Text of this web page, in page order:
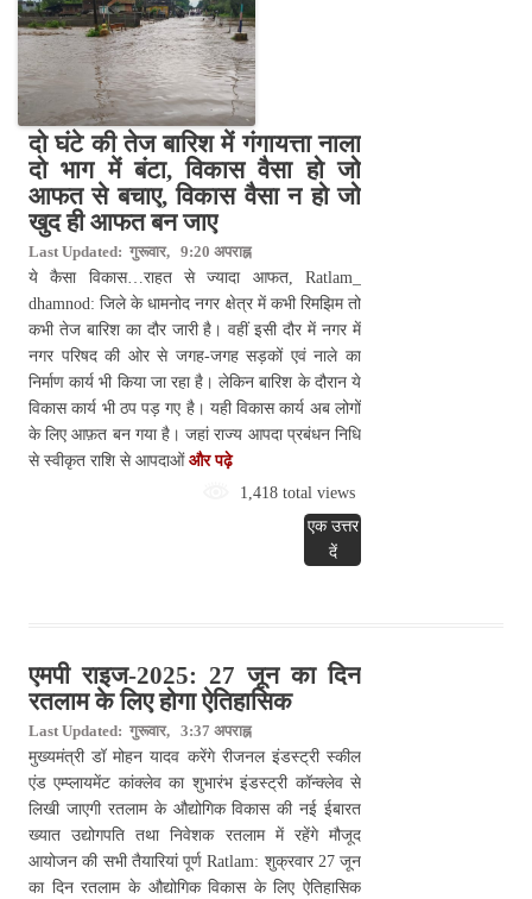
दो घंटे की तेज बारिश में गंगायत्ता नाला
दो भाग में बंटा, विकास वैसा हो जो
आफत से बचाए, विकास वैसा न हो जो
खुद ही आफत बन जाए
Last Updated: गुरूवार, 9:20 अपराह्न
ये कैसा विकास…राहत से ज्यादा आफत, Ratlam_
dhamnod: जिले के धामनोद नगर क्षेत्र में कभी रिमझिम तो
कभी तेज बारिश का दौर जारी है। वहीं इसी दौर में नगर में
नगर परिषद की ओर से जगह-जगह सड़कों एवं नाले का
निर्माण कार्य भी किया जा रहा है। लेकिन बारिश के दौरान ये
विकास कार्य भी ठप पड़ गए है। यही विकास कार्य अब लोगों
के लिए आफ़त बन गया है। जहां राज्य आपदा प्रबंधन निधि
से स्वीकृत राशि से आपदाओं और पढ़े
1,418 total views
एक उत्तर
दें
एमपी राइज-2025: 27 जून का दिन
रतलाम के लिए होगा ऐतिहासिक
Last Updated: गुरूवार, 3:37 अपराह्न
मुख्यमंत्री डॉ मोहन यादव करेंगे रीजनल इंडस्ट्री स्कील
एंड एम्प्लायमेंट कांक्लेव का शुभारंभ इंडस्ट्री कॉन्क्लेव से
लिखी जाएगी रतलाम के औद्योगिक विकास की नई ईबारत
ख्यात उद्योगपति तथा निवेशक रतलाम में रहेंगे मौजूद
आयोजन की सभी तैयारियां पूर्ण Ratlam: शुक्रवार 27 जून
का दिन रतलाम के औद्योगिक विकास के लिए ऐतिहासिक